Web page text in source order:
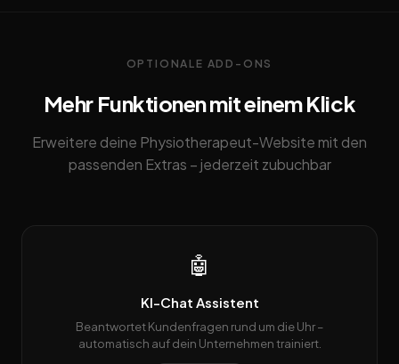
OPTIONALE ADD-ONS
Mehr Funktionen mit einem Klick
Erweitere deine Physiotherapeut-Website mit den
passenden Extras – jederzeit zubuchbar
🤖
KI-Chat Assistent
Beantwortet Kundenfragen rund um die Uhr –
automatisch auf dein Unternehmen trainiert.